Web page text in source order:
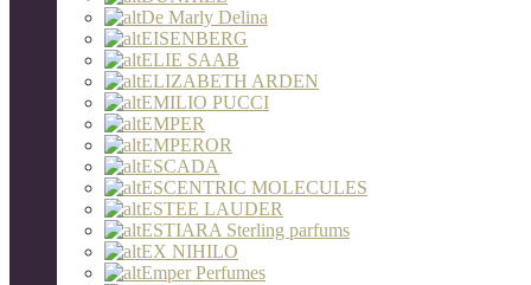
De Marly Delina
EISENBERG
ELIE SAAB
ELIZABETH ARDEN
EMILIO PUCCI
EMPER
EMPEROR
ESCADA
ESCENTRIC MOLECULES
ESTEE LAUDER
ESTIARA Sterling parfums
EX NIHILO
Emper Perfumes